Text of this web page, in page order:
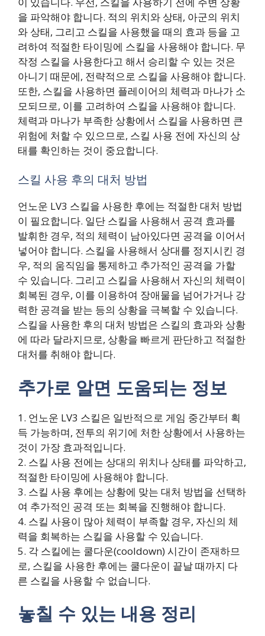
을 파악해야 합니다. 적의 위치와 상태, 아군의 위치
와 상태, 그리고 스킬을 사용했을 때의 효과 등을 고
려하여 적절한 타이밍에 스킬을 사용해야 합니다. 무
작정 스킬을 사용한다고 해서 승리할 수 있는 것은
아니기 때문에, 전략적으로 스킬을 사용해야 합니다.
또한, 스킬을 사용하면 플레이어의 체력과 마나가 소
모되므로, 이를 고려하여 스킬을 사용해야 합니다.
체력과 마나가 부족한 상황에서 스킬을 사용하면 큰
위험에 처할 수 있으므로, 스킬 사용 전에 자신의 상
태를 확인하는 것이 중요합니다.
스킬 사용 후의 대처 방법
언노운 LV3 스킬을 사용한 후에는 적절한 대처 방법
이 필요합니다. 일단 스킬을 사용해서 공격 효과를
발휘한 경우, 적의 체력이 남아있다면 공격을 이어서
넣어야 합니다. 스킬을 사용해서 상대를 정지시킨 경
우, 적의 움직임을 통제하고 추가적인 공격을 가할
수 있습니다. 그리고 스킬을 사용해서 자신의 체력이
회복된 경우, 이를 이용하여 장애물을 넘어가거나 강
력한 공격을 받는 등의 상황을 극복할 수 있습니다.
스킬을 사용한 후의 대처 방법은 스킬의 효과와 상황
에 따라 달라지므로, 상황을 빠르게 판단하고 적절한
대처를 취해야 합니다.
추가로 알면 도움되는 정보
1. 언노운 LV3 스킬은 일반적으로 게임 중간부터 획
득 가능하며, 전투의 위기에 처한 상황에서 사용하는
것이 가장 효과적입니다.
2. 스킬 사용 전에는 상대의 위치나 상태를 파악하고,
적절한 타이밍에 사용해야 합니다.
3. 스킬 사용 후에는 상황에 맞는 대처 방법을 선택하
여 추가적인 공격 또는 회복을 진행해야 합니다.
4. 스킬 사용이 많아 체력이 부족할 경우, 자신의 체
력을 회복하는 스킬을 사용할 수 있습니다.
5. 각 스킬에는 쿨다운(cooldown) 시간이 존재하므
로, 스킬을 사용한 후에는 쿨다운이 끝날 때까지 다
른 스킬을 사용할 수 없습니다.
놓칠 수 있는 내용 정리